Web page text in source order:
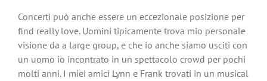
Concerti può anche essere un eccezionale posizione per
find really love. Uomini tipicamente trova mio personale
visione da a large group, e che io anche siamo usciti con
un uomo io incontrato in un spettacolo crowd per pochi
molti anni. I miei amici Lynn e Frank trovati in un musical